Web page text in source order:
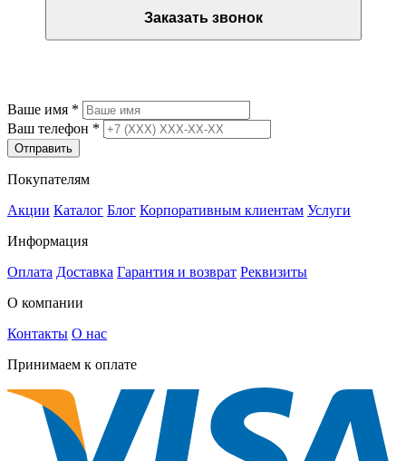
Заказать звонок
Ваше имя *
Ваш телефон *
Отправить
Покупателям
Акции Каталог Блог Корпоративным клиентам Услуги
Информация
Оплата Доставка Гарантия и возврат Реквизиты
О компании
Контакты О нас
Принимаем к оплате